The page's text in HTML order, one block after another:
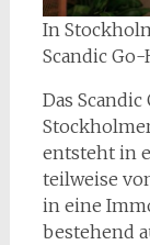
In
Scandic Go-
Das
entsteht in
teilweise
in eine
bestehend